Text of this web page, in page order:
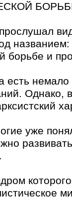
борьбе и
есть
Однако,
уже